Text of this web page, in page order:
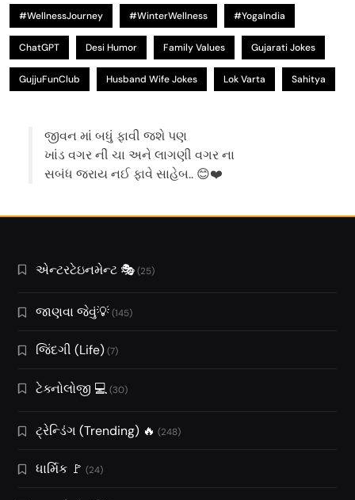
#WellnessJourney #WinterWellness #YogaIndia
ChatGPT Desi Humor Family Values Gujarati Jokes
GujjuFunClub Husband Wife Jokes Lok Varta Sahitya
જીવન માં બધું ફાવી જશે પણ
ખાંડ વગર ની ચા અને લાગણી વગર ના
સબંધ જરાય નઈ ફાવે સાહેબ.. 😊❤️
એન્ટરટેઇનમેન્ટ 🎭(25)
જાણવા જેવું💡(145)
જિંદગી (Life)(7)
ટેક્નોલોજી 💻(30)
ટ્રેન્ડિંગ (Trending) 🔥 (248)
ધાર્મિક 🚩 (24)